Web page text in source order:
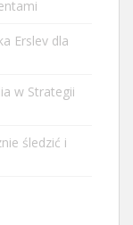
Erslev dla
w Strategii
śledzić i